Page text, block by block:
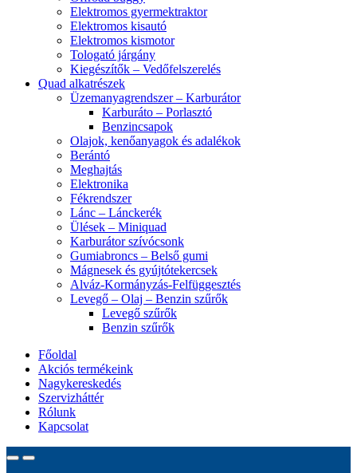
Elektromos gyermektraktor
Elektromos kisautó
Elektromos kismotor
Tologató járgány
Kiegészítők – Vedőfelszerelés
Quad alkatrészek
Üzemanyagrendszer – Karburátor
Karburáto – Porlasztó
Benzincsapok
Olajok, kenőanyagok és adalékok
Berántó
Meghajtás
Elektronika
Fékrendszer
Lánc – Lánckerék
Ülések – Miniquad
Karburátor szívócsonk
Gumiabroncs – Belső gumi
Mágnesek és gyújtótekercsek
Alváz-Kormányzás-Felfüggesztés
Levegő – Olaj – Benzin szűrők
Levegő szűrők
Benzin szűrők
Főoldal
Akciós termékeink
Nagykereskedés
Szervizháttér
Rólunk
Kapcsolat